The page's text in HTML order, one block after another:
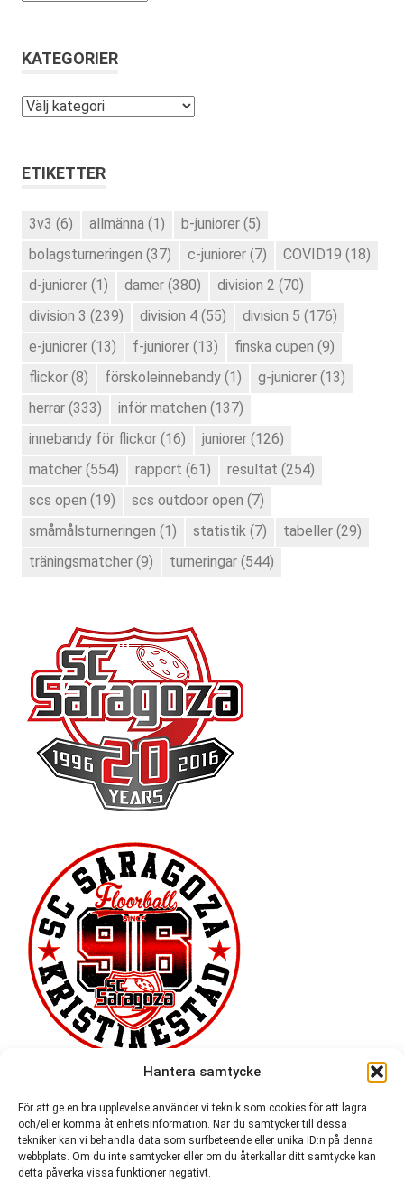
Hantera samtycke
För att ge en bra upplevelse använder vi teknik som cookies för att lagra
och/eller komma åt enhetsinformation. När du samtycker till dessa
tekniker kan vi behandla data som surfbeteende eller unika ID:n på denna
webbplats. Om du inte samtycker eller om du återkallar ditt samtycke kan
detta påverka vissa funktioner negativt.
KATEGORIER
Kategorier
ETIKETTER
3v3 (6) allmänna (1) b-juniorer (5)
bolagsturneringen (37) c-juniorer (7) COVID19 (18)
d-juniorer (1) damer (380) division 2 (70)
division 3 (239) division 4 (55) division 5 (176)
e-juniorer (13) f-juniorer (13) finska cupen (9)
flickor (8) förskoleinnebandy (1) g-juniorer (13)
herrar (333) inför matchen (137)
innebandy för flickor (16) juniorer (126)
matcher (554) rapport (61) resultat (254)
scs open (19) scs outdoor open (7)
småmålsturneringen (1) statistik (7) tabeller (29)
träningsmatcher (9) turneringar (544)